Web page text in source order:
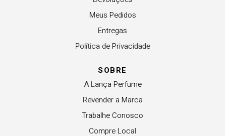
Meus Pedidos
Entregas
Política de Privacidade
SOBRE
A Lança Perfume
Revender a Marca
Trabalhe Conosco
Compre Local